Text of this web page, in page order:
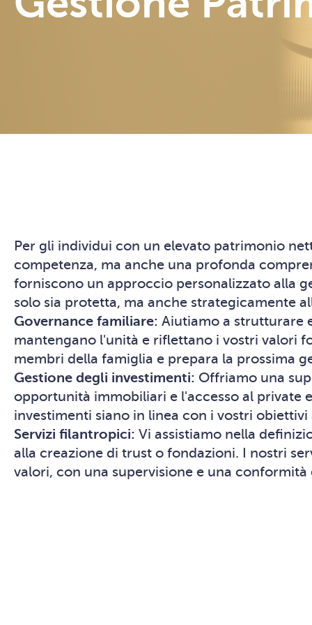
Per gli individui con un elevato patrimonio
competenza, ma anche una profonda
forniscono un approccio personalizzato alla
solo sia protetta, ma anche strategicamente
Governance familiare: Aiutiamo a strutturare
mantengano l'unità e riflettano i vostri valori
membri della famiglia e prepara la prossima
Gestione degli investimenti: Offriamo una
opportunità immobiliari e l'accesso al private
investimenti siano in linea con i vostri
Servizi filantropici: Vi assistiamo nella
alla creazione di trust o fondazioni. I nostri
valori, con una supervisione e una